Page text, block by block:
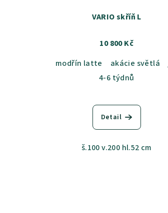
VARIO skříň L
10 800 Kč
modřín latte
akácie světlá
4-6 týdnů
Detail
š.100 v.200 hl.52 cm